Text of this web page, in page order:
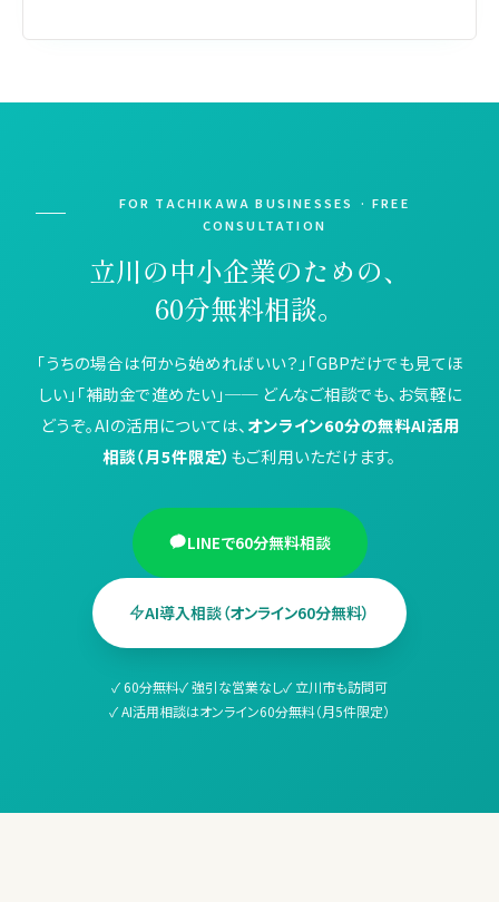
FOR TACHIKAWA BUSINESSES · FREE
CONSULTATION
立川の中小企業のための、
60分無料相談。
「うちの場合は何から始めればいい？」「GBPだけでも見てほ
しい」「補助金で進めたい」── どんなご相談でも、お気軽に
どうぞ。AIの活用については、 オンライン60分の無料AI活用
相談（月5件限定） もご利用いただけます。
LINEで60分無料相談
AI導入相談（オンライン60分無料）
✓ 60分無料✓ 強引な営業なし✓ 立川市も訪問可
✓ AI活用相談はオンライン60分無料（月5件限定）